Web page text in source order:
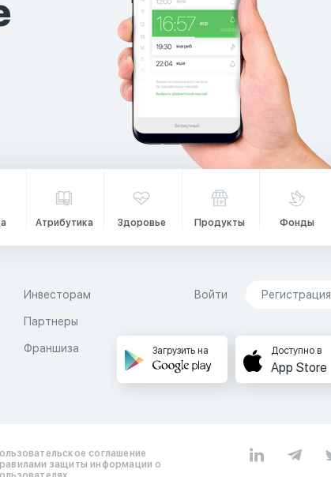
Атрибутика Здоровье Продукты Фонды
Инвесторам
Партнеры
Франшиза
Войти Регистрация
Загрузить на Доступно в
App Store
соглашение
защиты информации о